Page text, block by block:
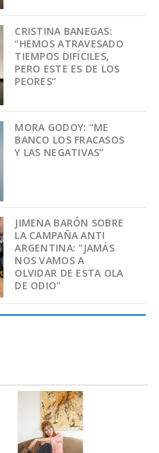
CRISTINA BANEGAS:
“HEMOS ATRAVESADO
TIEMPOS DIFÍCILES,
PERO ESTE ES DE LOS
PEORES”
MORA GODOY: “ME
BANCO LOS FRACASOS
Y LAS NEGATIVAS”
JIMENA BARÓN SOBRE
LA CAMPAÑA ANTI
ARGENTINA: "JAMÁS
NOS VAMOS A
OLVIDAR DE ESTA OLA
DE ODIO"